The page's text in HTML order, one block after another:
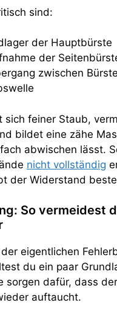
sind:
der Hauptbürste
der
zwischen
sich feiner Staub,
bildet eine zähe
abwischen lässt.
nicht vollständig
der Widerstand
So vermeidest
eigentlichen
du ein paar
sorgen dafür, dass
auftaucht.